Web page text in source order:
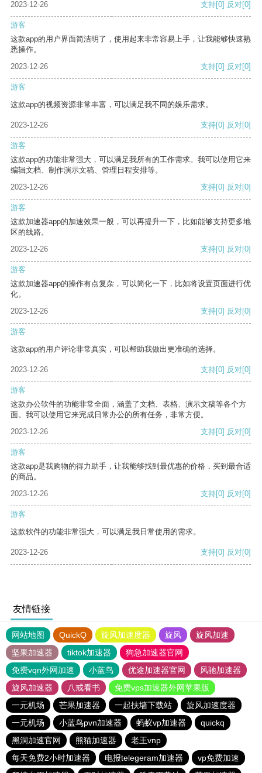
2023-12-26
支持[0] 反对[0]
游客
这款app的用户界面简洁明了，使用起来非常容易上手，让我能够快速熟
悉操作。
2023-12-26
支持[0] 反对[0]
游客
这款app的视频资源非常丰富，可以满足我不同的娱乐需求。
2023-12-26 支持[0] 反对[0]
游客
这款app的功能非常强大，可以满足我所有的工作需求。我可以使用它来
编辑文档、制作演示文稿、管理日程安排等。
2023-12-26
支持[0] 反对[0]
游客
这款加速器app的加速效果一般，可以再提升一下，比如能够支持更多地
区的线路。
2023-12-26
支持[0] 反对[0]
游客
这款加速器app的操作有点复杂，可以简化一下，比如将设置页面进行优
化。
2023-12-26
支持[0] 反对[0]
游客
这款app的用户评论非常真实，可以帮助我做出更准确的选择。
2023-12-26 支持[0] 反对[0]
游客
这款办公软件的功能非常全面，涵盖了文档、表格、演示文稿等各个方
面。我可以使用它来完成日常办公的所有任务，非常方便。
2023-12-26
支持[0] 反对[0]
游客
这款app是我购物的得力助手，让我能够找到最优惠的价格，买到最合适
的商品。
2023-12-26
支持[0] 反对[0]
游客
这款软件的功能非常强大，可以满足我日常使用的需求。
2023-12-26 支持[0] 反对[0]
友情链接
网站地图 QuickQ 旋风加速度器 旋风
旋风加速
坚果加速器
tiktok加速器
狗急加速器官网
免费vqn外网加速
小蓝鸟 优途加速器官网
风驰加速器
旋风加速器
八戒看书
免费vps加速器外网苹果版
一元机场
芒果加速器 一起扶墙下载站
旋风加速度器
一元机场
小蓝鸟pvn加速器 蚂蚁vp加速器
quickq
黑洞加速官网
熊猫加速器
老王vnp
每天免费2小时加速器
电报telegeram加速器
vp免费加速